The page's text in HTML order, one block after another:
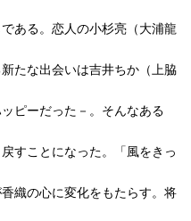
ある。恋人の小杉亮（大浦龍
たな出会いは吉井ちか（上脇
ピーだった－。そんなある
すことになった。「風をきっ
織の心に変化をもたらす。将